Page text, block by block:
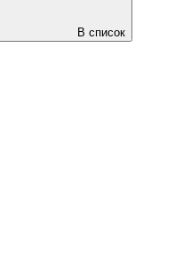
В список